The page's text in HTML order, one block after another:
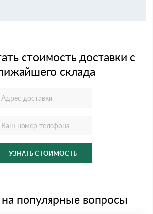
стоимость доставки с
склада
УЗНАТЬ СТОИМОСТЬ
популярные вопросы